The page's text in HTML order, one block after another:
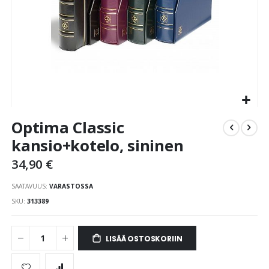
to
the
beginning
of
images
gallery
Optima Classic
kansio+kotelo, sininen
34,90 €
SAATAVUUS: VARASTOSSA
SKU 313389
LISÄÄ OSTOSKORIIN